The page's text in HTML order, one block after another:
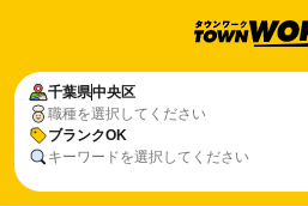
千葉県中央区
職種を選択してください
ブランクOK
キーワードを選択してください